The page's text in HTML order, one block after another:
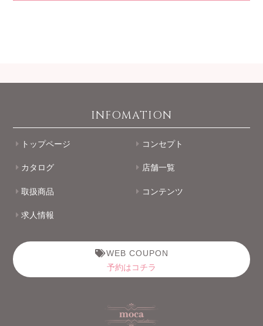
INFOMATION
トップページ コンセプト
カタログ 店舗一覧
取扱商品 コンテンツ
求人情報
WEB COUPON
予約はコチラ